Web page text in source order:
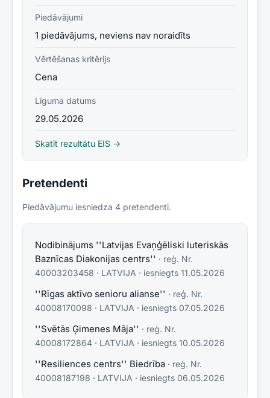
Piedāvājumi
1 piedāvājums, neviens nav noraidīts
Vērtēšanas kritērijs
Cena
Līguma datums
29.05.2026
Skatīt rezultātu EIS →
Pretendenti
Piedāvājumu iesniedza 4 pretendenti.
Nodibinājums ''Latvijas Evaņģēliski luteriskās
Baznīcas Diakonijas centrs'' · reģ. Nr.
40003203458 · LATVIJA · iesniegts 11.05.2026
''Rīgas aktīvo senioru alianse'' · reģ. Nr.
40008170098 · LATVIJA · iesniegts 07.05.2026
''Svētās Ģimenes Māja'' · reģ. Nr.
40008172864 · LATVIJA · iesniegts 10.05.2026
''Resiliences centrs'' Biedrība · reģ. Nr.
40008187198 · LATVIJA · iesniegts 06.05.2026